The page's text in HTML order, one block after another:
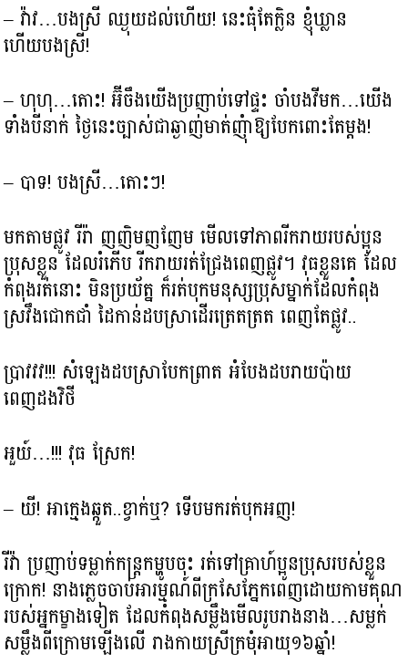
– វ៉ាវ…បងស្រី ឈ្ងុយដល់ហើយ! នេះធុំតែក្លិន ខ្ញុំឃ្លាន
ហើយបងស្រី!
– ហុហុ…តោះ! អ៊ីចឹងយើងប្រញាប់ទៅផ្ទះ ចាំបងវីមក…យើង
ទាំងបីនាក់ ថ្ងៃនេះច្បាស់ជាឆ្ងាញ់មាត់ញុំាឱ្យបែកពោះតែម្ដង!
– បាទ! បងស្រី…តោះៗ!
មកតាមផ្លូវ រីរ៉ា ញញិមញញែម មើលទៅភាពរីករាយរបស់ប្អូន
ប្រុសខ្លួន ដែលរំភើប រីករាយរត់ជ្រែងពេញផ្លូវ។ វុធខ្លួនគេ ដែល
កំពុងរត់នោះ មិនប្រយ័ត្ន ក៏រត់បុកមនុស្សប្រុសម្នាក់ដែលកំពុង
ស្រវឹងជោកជាំ ដៃកាន់ដបស្រាដើរត្រេតត្រត ពេញតែផ្លូវ..
ប្រាវវវ!!! សំឡេងដបស្រាបែកព្រាត អំបែងដបរាយប៉ាយ
ពេញដងវិថី
អួយ៍…!!! វុធ ស្រែក!
– យី! អាក្មេងឆ្កួត..ខ្វាក់ឬ? ទើបមករត់បុកអញ!
រីវ៉ា ប្រញាប់ទម្លាក់កន្រ្តកម្ហូបចុះ រត់ទៅគ្រាហ៍ប្អូនប្រុសរបស់ខ្លួន
ក្រោក! នាងភ្លេចចាប់អារម្មណ៍ពីក្រសែភ្នែកពេញដោយកាមគុណ
របស់អ្នកម្ខាងទៀត ដែលកំពុងសម្លឹងមើលរូបរាងនាង…សម្លក់
សម្លឹងពីក្រោមឡើងលើ រាងកាយស្រីក្រមុំអាយុ១៦ឆ្នាំ!